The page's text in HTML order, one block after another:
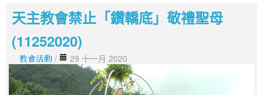
天主教會禁止「鑽轎底」敬禮聖母
(11252020)
教會活動 / 29 十一月 2020